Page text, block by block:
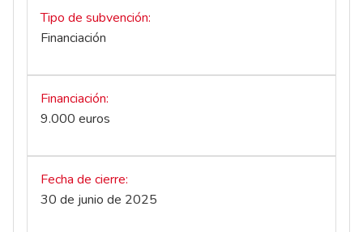
Tipo de subvención
Financiación
Financiación
9.000 euros
Fecha de cierre
30 de junio de 2025